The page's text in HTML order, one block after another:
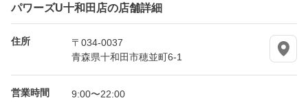
パワーズU十和田店の店舗詳細
住所
〒034-0037
青森県十和田市穂並町6-1
営業時間 9:00〜22:00